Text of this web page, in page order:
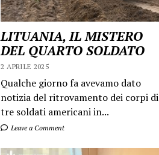
LITUANIA, IL MISTERO
DEL QUARTO SOLDATO
2 APRILE 2025
Qualche giorno fa avevamo dato
notizia del ritrovamento dei corpi di
tre soldati americani in...
Leave a Comment